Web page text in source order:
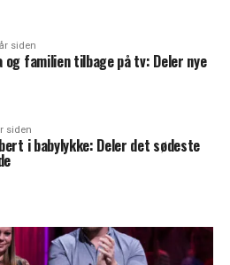
siden
og familien tilbage på tv: Deler nye
siden
i babylykke: Deler det sødeste